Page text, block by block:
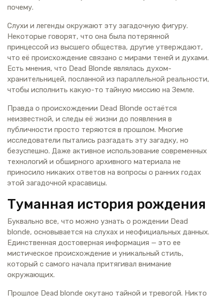
почему.
Слухи и легенды окружают эту загадочную фигуру.
Некоторые говорят, что она была потерянной
принцессой из высшего общества, другие утверждают,
что её происхождение связано с мирами теней и духами.
Есть мнения, что Dead Blonde являлась духом-
хранительницей, посланной из параллельной реальности,
чтобы исполнить какую-то тайную миссию на Земле.
Правда о происхождении Dead Blonde остаётся
неизвестной, и следы её жизни до появления в
публичности просто теряются в прошлом. Многие
исследователи пытались разгадать эту загадку, но
безуспешно. Даже активное использование современных
технологий и обширного архивного материала не
приносило никаких ответов на вопросы о ранних годах
этой загадочной красавицы.
Туманная история рождения
Буквально все, что можно узнать о рождении Dead
blonde, основывается на слухах и неофициальных данных.
Единственная достоверная информация — это ее
мистическое происхождение и уникальный стиль,
который с самого начала притягивал внимание
окружающих.
Прошлое Dead blonde окутано тайной и тревогой. Никто